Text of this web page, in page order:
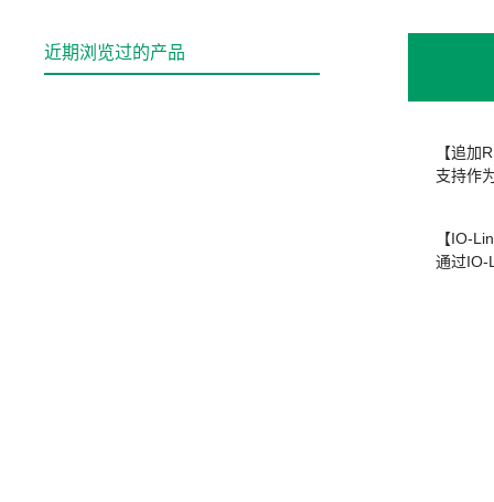
【追加
支持作
【IO-
通过IO-
近期浏览过的产品